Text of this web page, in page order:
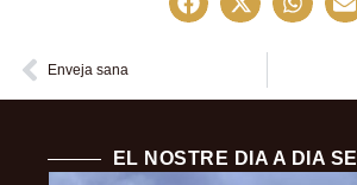
Enveja sana
EL NOSTRE DIA A DIA